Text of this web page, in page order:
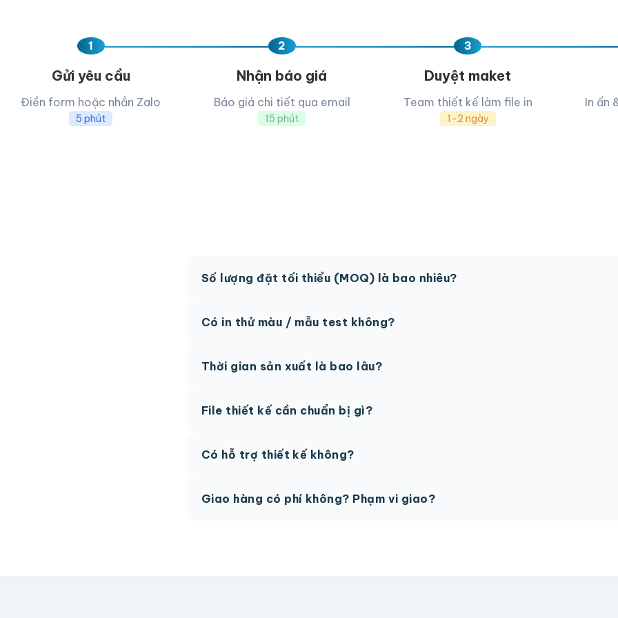
1
Gửi yêu cầu
Điền form hoặc nhắn Zalo
5 phút
2
Nhận báo giá
Báo giá chi tiết qua email
15 phút
3
Duyệt maket
Team thiết kế làm file in
1-2 ngày
In ấn
Số lượng đặt tối thiểu (MOQ) là bao nhiêu?
Có in thử màu / mẫu test không?
thức.
Thời gian sản xuất là bao lâu?
hệ để được tư vấn.
File thiết kế cần chuẩn bị gì?
phí.
Có hỗ trợ thiết kế không?
Giao hàng có phí không? Phạm vi giao?